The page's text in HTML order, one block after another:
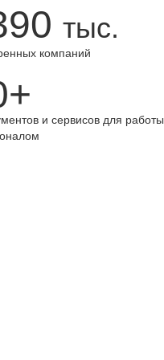
тыс.
компаний
и сервисов для работы